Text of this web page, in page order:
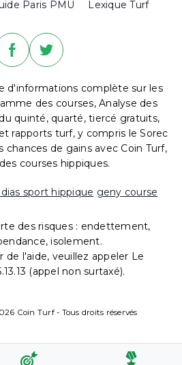
Paris PMU Lexique Turf
d'informations complète sur les
des courses, Analyse des
quinté, quarté, tiercé gratuits,
rapports turf, y compris le Sorec
chances de gains avec Coin Turf,
courses hippiques.
sport hippique geny course
des risques : endettement,
isolement.
de l'aide, veuillez appeler Le
(appel non surtaxé).
Coin Turf - Tous droits réservés